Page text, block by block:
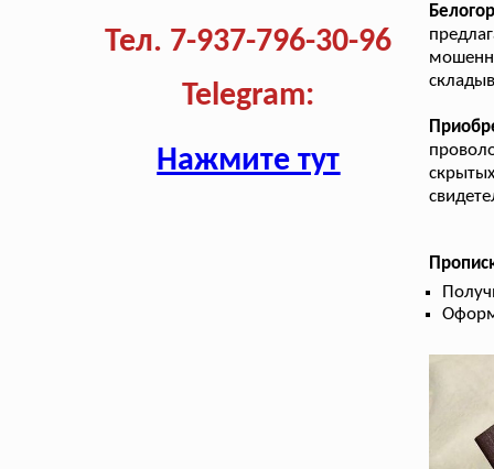
Тел. 7-937-796-30-96
Telegram:
Нажмите тут